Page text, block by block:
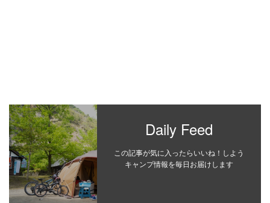
Daily Feed
この記事が気に入ったらいいね！しよう
キャンプ情報を毎日お届けします